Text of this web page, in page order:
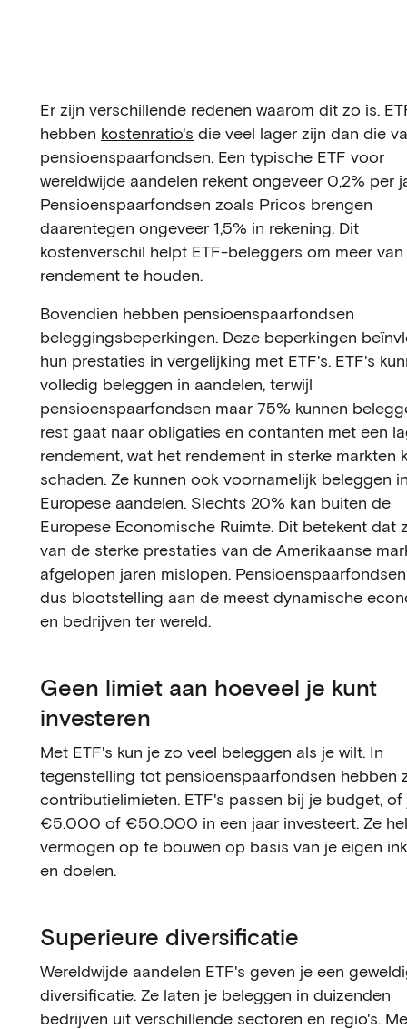
Er zijn verschillende redenen waarom dit zo is.
hebben kostenratio's die veel lager zijn dan die
pensioenspaarfondsen. Een typische ETF voor
wereldwijde aandelen rekent ongeveer 0,2% per
Pensioenspaarfondsen zoals Pricos brengen
daarentegen ongeveer 1,5% in rekening. Dit
kostenverschil helpt ETF-beleggers om meer van
rendement te houden.
Bovendien hebben pensioenspaarfondsen
beleggingsbeperkingen. Deze beperkingen
hun prestaties in vergelijking met ETF's. ETF's
volledig beleggen in aandelen, terwijl
pensioenspaarfondsen maar 75% kunnen
rest gaat naar obligaties en contanten met een
rendement, wat het rendement in sterke markten
schaden. Ze kunnen ook voornamelijk beleggen
Europese aandelen. Slechts 20% kan buiten de
Europese Economische Ruimte. Dit betekent dat
van de sterke prestaties van de Amerikaanse
afgelopen jaren mislopen.
dus blootstelling aan de meest dynamische
en bedrijven ter wereld.
Geen limiet aan hoeveel je kunt
investeren
Met ETF's kun je zo veel beleggen als je wilt. In
tegenstelling tot pensioenspaarfondsen hebben
contributielimieten. ETF's passen bij je budget, of
€5.000 of €50.000 in een jaar investeert. Ze
vermogen op te bouwen op basis van je eigen
en doelen.
Superieure diversificatie
Wereldwijde aandelen ETF's geven je een
diversificatie. Ze laten je beleggen in duizenden
bedrijven uit verschillende sectoren en regio's.